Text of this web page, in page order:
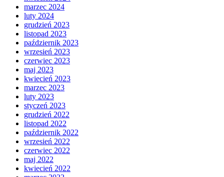
marzec 2024
luty 2024
grudzień 2023
listopad 2023
październik 2023
wrzesień 2023
czerwiec 2023
maj 2023
kwiecień 2023
marzec 2023
luty 2023
styczeń 2023
grudzień 2022
listopad 2022
październik 2022
wrzesień 2022
czerwiec 2022
maj 2022
kwiecień 2022